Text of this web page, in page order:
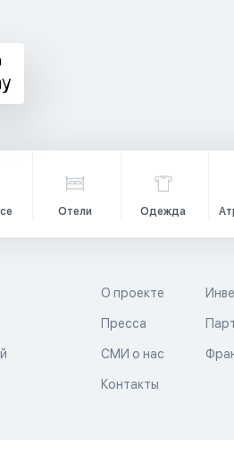
Отели Одежда
О проекте
Пресса
СМИ о нас
Контакты